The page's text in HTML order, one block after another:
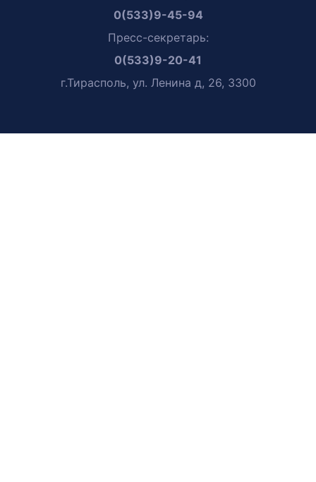
0(533)9-45-94
Пресс-секретарь:
0(533)9-20-41
г.Тирасполь, ул. Ленина д, 26, 3300